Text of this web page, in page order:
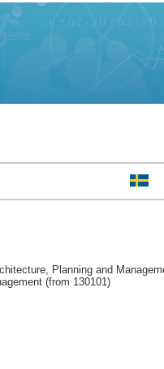
Planning and
(from 130101)